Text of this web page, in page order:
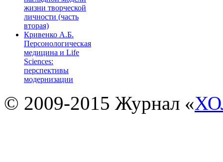
жизни творческой
личности (часть
вторая)
Кривенко А.Б.
Персонологическая
медицина и Life
Sciences:
перспективы
модернизации
© 2009-2015 Журнал «